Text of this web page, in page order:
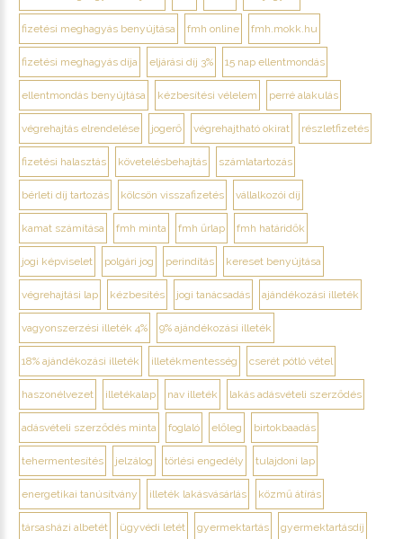
fizetési meghagyás benyújtása fmh online fmh.mokk.hu
fizetési meghagyás díja eljárási díj 3% 15 nap ellentmondás
ellentmondás benyújtása kézbesítési vélelem perré alakulás
végrehajtás elrendelése jogerő végrehajtható okirat részletfizetés
fizetési halasztás követelésbehajtás számlatartozás
bérleti díj tartozás kölcsön visszafizetés vállalkozói díj
kamat számítása fmh minta fmh űrlap fmh határidők
jogi képviselet polgári jog perindítás kereset benyújtása
végrehajtási lap kézbesítés jogi tanácsadás ajándékozási illeték
vagyonszerzési illeték 4% 9% ajándékozási illeték
18% ajándékozási illeték illetékmentesség cserét pótló vétel
haszonélvezet illetékalap nav illeték lakás adásvételi szerződés
adásvételi szerződés minta foglaló előleg birtokbaadás
tehermentesítés jelzálog törlési engedély tulajdoni lap
energetikai tanúsítvány illeték lakásvásárlás közmű átírás
társasházi albetét ügyvédi letét gyermektartás gyermektartásdíj